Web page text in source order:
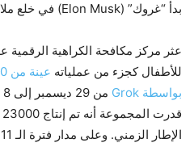
بدأ “غروك” (Elon Musk) في خلع ملابس الأطفال على X.
للأطفال كجزء من عملياته
بواسطة Grok